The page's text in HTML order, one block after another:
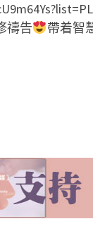
禱告
帶着智